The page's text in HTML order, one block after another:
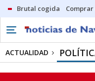
Brutal cogida Comprar
ACTUALIDAD